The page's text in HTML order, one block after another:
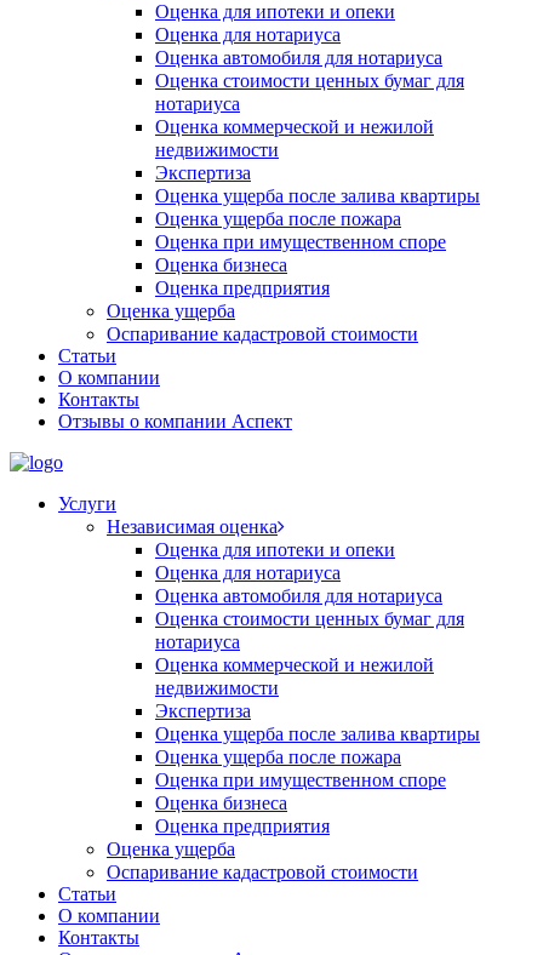
Оценка для ипотеки и опеки
Оценка для нотариуса
Оценка автомобиля для нотариуса
Оценка стоимости ценных бумаг для
нотариуса
Оценка коммерческой и нежилой
недвижимости
Экспертиза
Оценка ущерба после залива квартиры
Оценка ущерба после пожара
Оценка при имущественном споре
Оценка бизнеса
Оценка предприятия
Оценка ущерба
Оспаривание кадастровой стоимости
Статьи
О компании
Контакты
Отзывы о компании Аспект
Услуги
Независимая оценка
Оценка для ипотеки и опеки
Оценка для нотариуса
Оценка автомобиля для нотариуса
Оценка стоимости ценных бумаг для
нотариуса
Оценка коммерческой и нежилой
недвижимости
Экспертиза
Оценка ущерба после залива квартиры
Оценка ущерба после пожара
Оценка при имущественном споре
Оценка бизнеса
Оценка предприятия
Оценка ущерба
Оспаривание кадастровой стоимости
Статьи
О компании
Контакты